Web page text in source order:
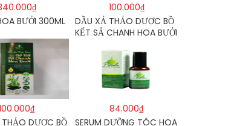
BƯỞI 300ML
100.000₫
DẦU XẢ THẢO DƯỢC BỒ
KẾT SẢ CHANH HOA BƯỞI
DƯỢC BỒ
84.000₫
SERUM DƯỠNG TÓC HOA